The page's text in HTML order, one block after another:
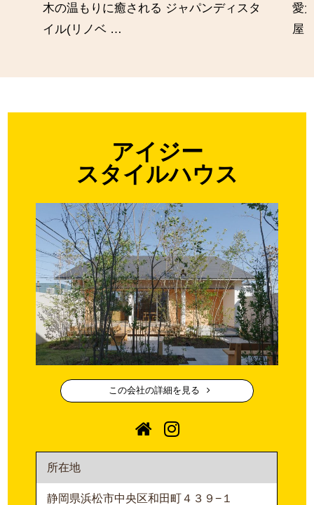
木の温もりに癒される ジャパンディスタ
イル(リノベ …
愛
屋
アイジー
スタイルハウス
この会社の詳細を見る
所在地
静岡県浜松市中央区和田町４３９−１